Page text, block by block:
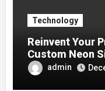
Technology
Reinvent Your
Custom Neon
admin